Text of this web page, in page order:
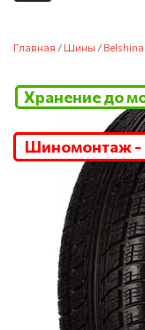
Главная / Шины / Belshina
Шиномонтаж -
Хранение до